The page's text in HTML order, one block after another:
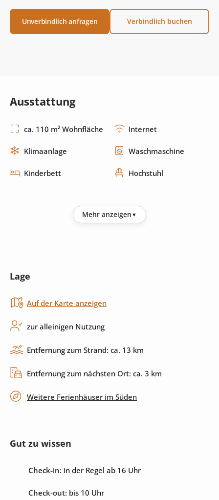
Unverbindlich anfragen Verbindlich buchen
Ausstattung
ca. 110 m² Wohnfläche Internet
Klimaanlage Waschmaschine
Kinderbett Hochstuhl
Backofen
Küchenutensilien
Außenbereich
Pool Außendusche
Unterhaltung
Mehr anzeigen
Lage
Auf der Karte anzeigen
zur alleinigen Nutzung
Entfernung zum Strand: ca. 13 km
Entfernung zum nächsten Ort: ca. 3 km
Weitere Ferienhäuser im Süden
Gut zu wissen
Check-in: in der Regel ab 16 Uhr
Check-out: bis 10 Uhr